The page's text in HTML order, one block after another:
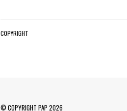
COPYRIGHT
© COPYRIGHT PAP 2026